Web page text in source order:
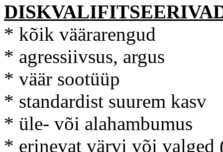
* kõik väärarengud
* agressiivsus, argus
* väär sootüüp
* standardist suurem kasv
* üle- või alahambumus
* erinevat värvi või valged